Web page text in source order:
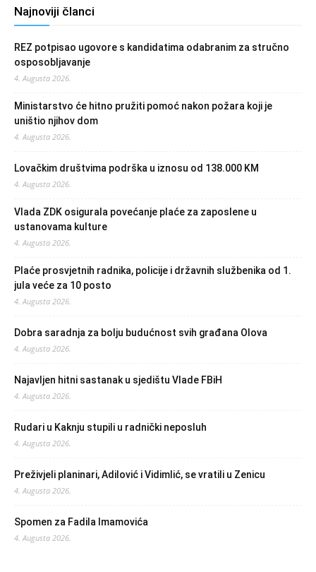
Najnoviji članci
REZ potpisao ugovore s kandidatima odabranim za stručno
osposobljavanje
4. Augusta 2026.
Ministarstvo će hitno pružiti pomoć nakon požara koji je
uništio njihov dom
4. Augusta 2026.
Lovačkim društvima podrška u iznosu od 138.000 KM
4. Augusta 2026.
Vlada ZDK osigurala povećanje plaće za zaposlene u
ustanovama kulture
4. Augusta 2026.
Plaće prosvjetnih radnika, policije i državnih službenika od 1.
jula veće za 10 posto
4. Augusta 2026.
Dobra saradnja za bolju budućnost svih građana Olova
4. Augusta 2026.
Najavljen hitni sastanak u sjedištu Vlade FBiH
4. Augusta 2026.
Rudari u Kaknju stupili u radnički neposluh
4. Augusta 2026.
Preživjeli planinari, Adilović i Vidimlić, se vratili u Zenicu
4. Augusta 2026.
Spomen za Fadila Imamovića
4. Augusta 2026.